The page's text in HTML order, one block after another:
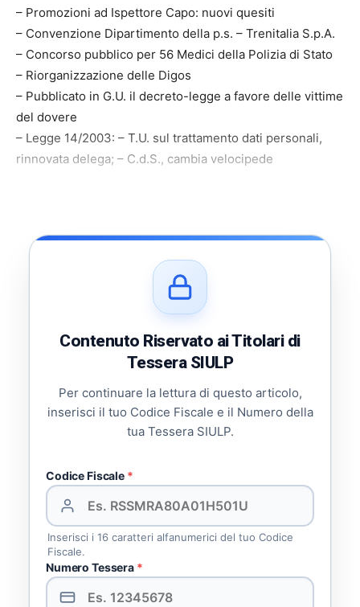
– Promozioni ad Ispettore Capo: nuovi quesiti
– Convenzione Dipartimento della p.s. – Trenitalia S.p.A.
– Concorso pubblico per 56 Medici della Polizia di Stato
– Riorganizzazione delle Digos
– Pubblicato in G.U. il decreto-legge a favore delle vittime
del dovere
– Legge 14/2003: – T.U. sul trattamento dati personali,
rinnovata delega; – C.d.S., cambia velocipede
Contenuto Riservato ai Titolari di
Tessera SIULP
Per continuare la lettura di questo articolo,
inserisci il tuo Codice Fiscale e il Numero della
tua Tessera SIULP.
Codice Fiscale *
Inserisci i 16 caratteri alfanumerici del tuo Codice
Fiscale.
Numero Tessera *